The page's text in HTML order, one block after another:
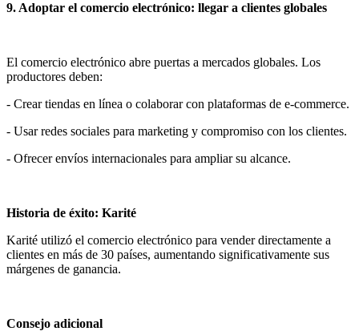
9. Adoptar el comercio electrónico: llegar a clientes globales
El comercio electrónico abre puertas a mercados globales. Los
productores deben:
- Crear tiendas en línea o colaborar con plataformas de e-commerce.
- Usar redes sociales para marketing y compromiso con los clientes.
- Ofrecer envíos internacionales para ampliar su alcance.
Historia de éxito: Karité
Karité utilizó el comercio electrónico para vender directamente a
clientes en más de 30 países, aumentando significativamente sus
márgenes de ganancia.
Consejo adicional